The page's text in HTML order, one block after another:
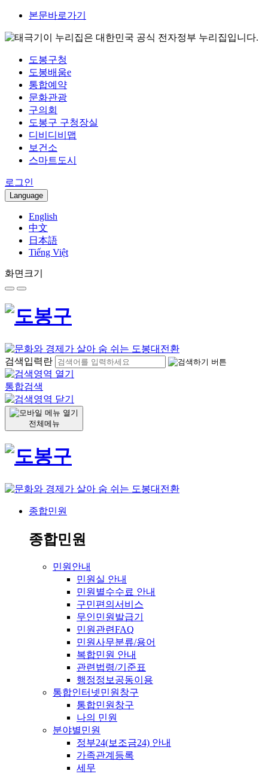
본문바로가기
이 누리집은 대한민국 공식 전자정부 누리집입니다.
도봉구청
도봉배움e
통합예약
문화관광
구의회
도봉구 구청장실
디비디비맵
보건소
스마트도시
로그인
Language
English
中文
日本語
Tiếng Việt
화면크기
검색입력란
통합검색
전체메뉴
종합민원
종합민원
민원안내
민원실 안내
민원별수수료 안내
구민편의서비스
무인민원발급기
민원관련FAQ
민원사무분류/용어
복합민원 안내
관련법령/기준표
행정정보공동이용
통합인터넷민원창구
통합민원창구
나의 민원
분야별민원
정부24(보조금24) 안내
가족관계등록
세무